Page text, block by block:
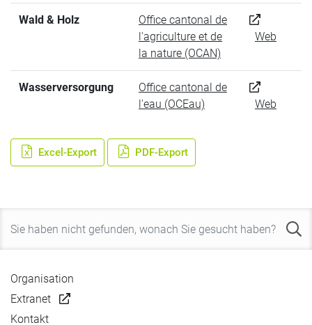
Wald & Holz
Office cantonal de
l'agriculture et de
la nature (OCAN)
Web
Wasserversorgung
Office cantonal de
l'eau (OCEau)
Web
Excel-Export PDF-Export
Organisation
Extranet
Kontakt